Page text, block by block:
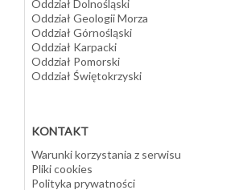
Oddział Dolnośląski
Oddział Geologii Morza
Oddział Górnośląski
Oddział Karpacki
Oddział Pomorski
Oddział Świętokrzyski
KONTAKT
Warunki korzystania z serwisu
Pliki cookies
Polityka prywatności